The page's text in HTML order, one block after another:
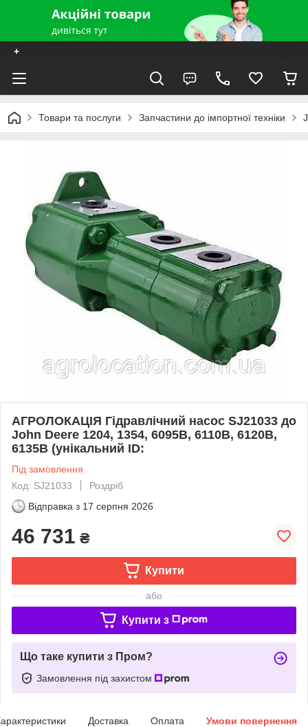
+
Товари та послуги Запчастини до імпортної техніки
АГРОЛОКАЦІЯ Гідравлічний насос SJ21033 до
John Deere 1204, 1354, 6095B, 6110B, 6120B,
6135B (унікальний ID:
Під замовлення
Код: SJ21033
Роздріб
Відправка з 17 серпня 2026
46 731 ₴
Купити
або
Купити з
Що таке купити з Пром?
Замовлення під захистом
Доставка Оплата Умови повернення